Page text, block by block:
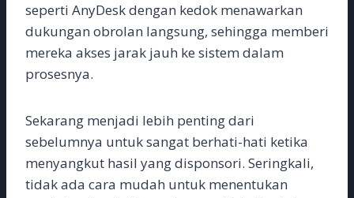
seperti AnyDesk dengan kedok menawarkan
dukungan obrolan langsung, sehingga memberi
mereka akses jarak jauh ke sistem dalam
prosesnya.
Sekarang menjadi lebih penting dari
sebelumnya untuk sangat berhati-hati ketika
menyangkut hasil yang disponsori. Seringkali,
tidak ada cara mudah untuk menentukan